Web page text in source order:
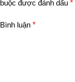
buộc được đánh dấu *
Bình luận *